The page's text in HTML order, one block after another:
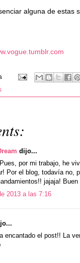
alguna de estas
dijo...
por mi trabajo, he
Por el blog, todavía no,
jajaja!
2013 a las 7:16
encantado el post!! La